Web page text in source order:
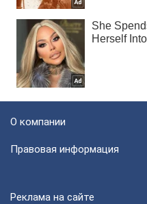
О компании
Правовая информация
Реклама на сайте